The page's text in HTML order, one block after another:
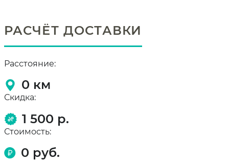
РАСЧЁТ ДОСТАВКИ
Расстояние:
0 км
Скидка:
1 500 р.
Стоимость:
0 руб.